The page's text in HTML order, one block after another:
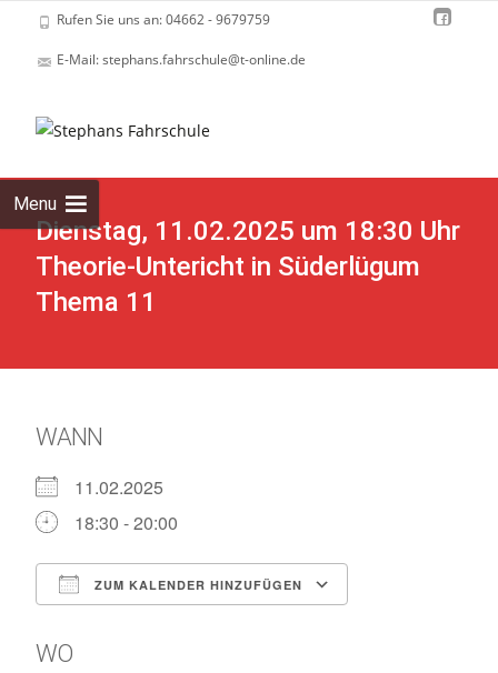
Rufen Sie uns an: 04662 - 9679759
E-Mail: stephans.fahrschule@t-online.de
Menu
Dienstag, 11.02.2025 um 18:30 Uhr
Theorie-Untericht in Süderlügum
Thema 11
WANN
11.02.2025
18:30 - 20:00
ZUM KALENDER HINZUFÜGEN
WO